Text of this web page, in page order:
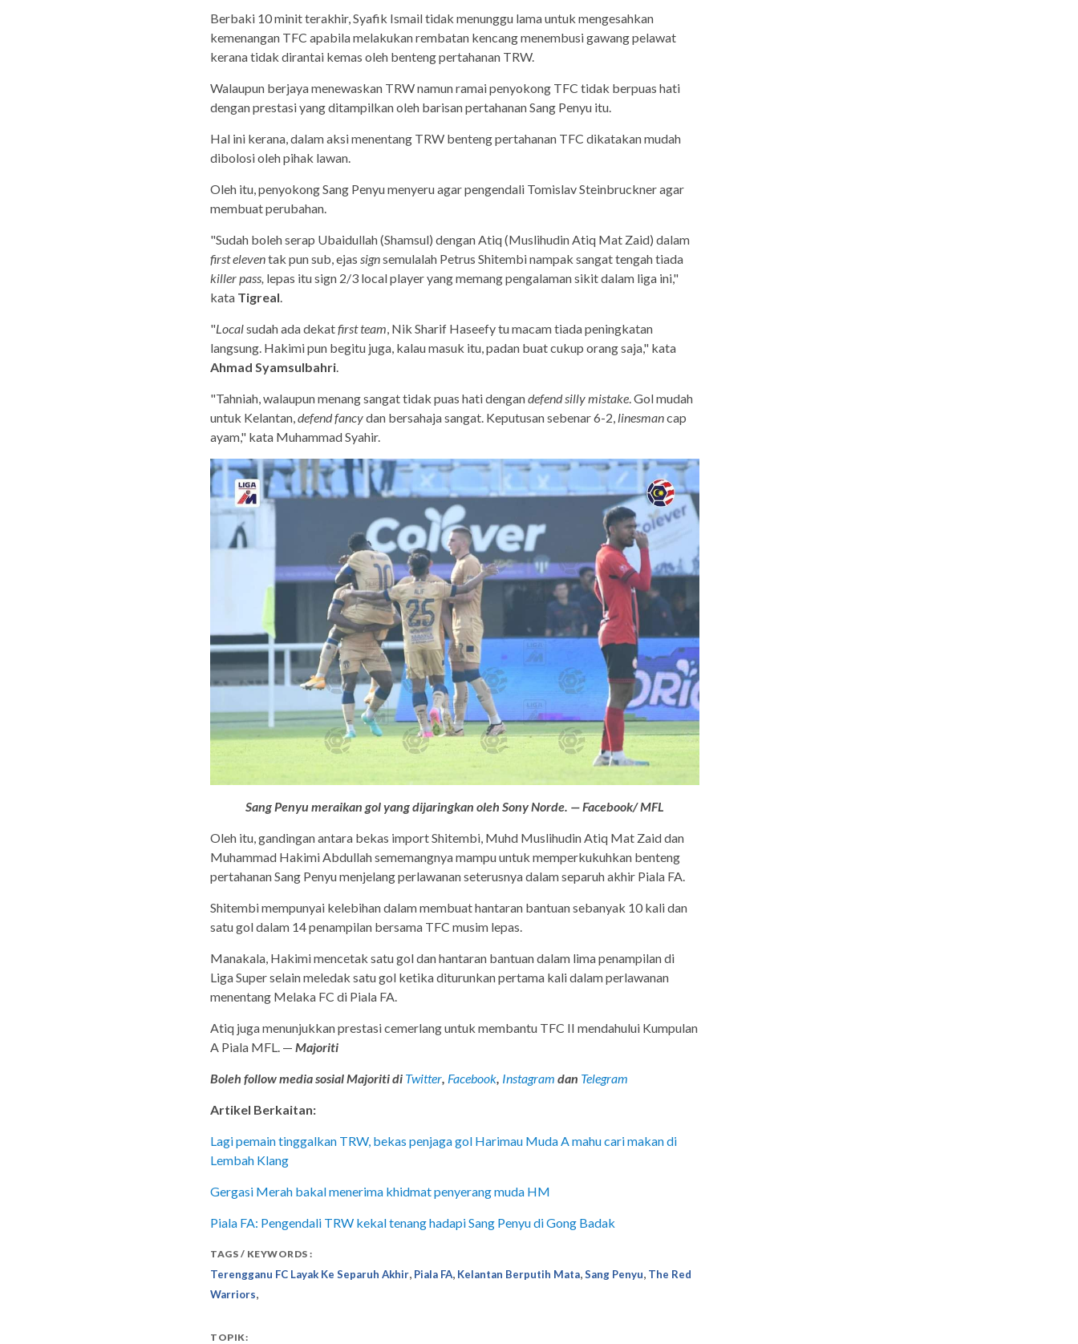
Berbaki 10 minit terakhir, Syafik Ismail tidak menunggu lama untuk mengesahkan
kemenangan TFC apabila melakukan rembatan kencang menembusi gawang pelawat
kerana tidak dirantai kemas oleh benteng pertahanan TRW.
Walaupun berjaya menewaskan TRW namun ramai penyokong TFC tidak berpuas hati
dengan prestasi yang ditampilkan oleh barisan pertahanan Sang Penyu itu.
Hal ini kerana, dalam aksi menentang TRW benteng pertahanan TFC dikatakan mudah
dibolosi oleh pihak lawan.
Oleh itu, penyokong Sang Penyu menyeru agar pengendali Tomislav Steinbruckner agar
membuat perubahan.
"Sudah boleh serap Ubaidullah (Shamsul) dengan Atiq (Muslihudin Atiq Mat Zaid) dalam
first eleventak pun sub, ejas signsemulalah Petrus Shitembi nampak sangat tengah tiada
killer pass, lepas itu sign 2/3 local player yang memang pengalaman sikit dalam liga ini,"
kata Tigreal.
"Localsudah ada dekatfirst team, Nik Sharif Haseefy tu macam tiada peningkatan
langsung. Hakimi pun begitu juga, kalau masuk itu, padan buat cukup orang saja," kata
Ahmad Syamsulbahri.
"Tahniah, walaupun menang sangat tidak puas hati dengandefend silly mistake. Gol mudah
untuk Kelantan,defend fancydan bersahaja sangat. Keputusan sebenar 6-2, linesmancap
ayam," kata Muhammad Syahir.
Sang Penyu meraikan gol yang dijaringkan oleh Sony Norde. — Facebook/ MFL
Oleh itu, gandingan antara bekas import Shitembi, Muhd Muslihudin Atiq Mat Zaid dan
Muhammad Hakimi Abdullah sememangnya mampu untuk memperkukuhkan benteng
pertahanan Sang Penyu menjelang perlawanan seterusnya dalam separuh akhir Piala FA.
Shitembi mempunyai kelebihan dalam membuat hantaran bantuan sebanyak 10 kali dan
satu gol dalam 14 penampilan bersama TFC musim lepas.
Manakala, Hakimi mencetak satu gol dan hantaran bantuan dalam lima penampilan di
Liga Super selain meledak satu gol ketika diturunkan pertama kali dalam perlawanan
menentang Melaka FC di Piala FA.
Atiq juga menunjukkan prestasi cemerlang untuk membantu TFC II mendahului Kumpulan
A Piala MFL. — Majoriti
Boleh follow media sosial Majoriti di Twitter, Facebook, Instagram dan Telegram
Artikel Berkaitan:
Lagi pemain tinggalkan TRW, bekas penjaga gol Harimau Muda A mahu cari makan di
Lembah Klang
Gergasi Merah bakal menerima khidmat penyerang muda HM
Piala FA: Pengendali TRW kekal tenang hadapi Sang Penyu di Gong Badak
TAGS / KEYWORDS :
Terengganu FC Layak Ke Separuh Akhir, Piala FA, Kelantan Berputih Mata,Sang Penyu, The Red
Warriors,
TOPIK: